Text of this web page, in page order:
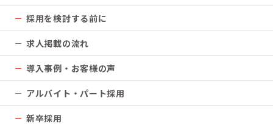
採用を検討する前に
求人掲載の流れ
導入事例・お客様の声
アルバイト・パート採用
新卒採用